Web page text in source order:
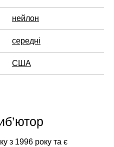
нейлон
середні
США
з 1996 року та є